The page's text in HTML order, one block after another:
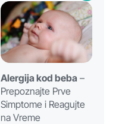
Alergija kod beba –
Prepoznajte Prve
Simptome i Reagujte
na Vreme